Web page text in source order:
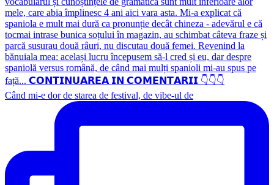
Când mi-e dor de starea de festival, de vibe-ul de